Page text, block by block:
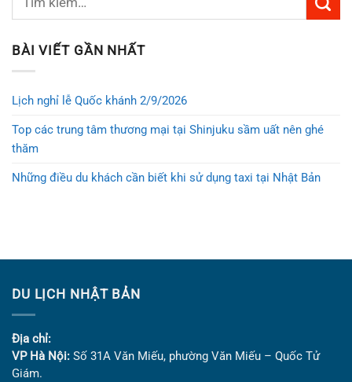
BÀI VIẾT GẦN NHẤT
Lịch nghỉ lễ Quốc khánh 2/9/2026
Top các trung tâm thương mại tại Shinjuku sầm uất nên ghé
thăm
Những điều du khách cần biết khi sử dụng taxi tại Nhật Bản
DU LỊCH NHẬT BẢN
Địa chỉ:
VP Hà Nội: Số 31A Văn Miếu, phường Văn Miếu – Quốc Tử
Giám.